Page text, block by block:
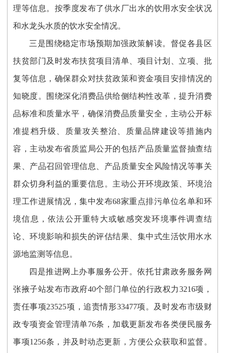
理等信息。 按季度发布了供水厂出水的饮用水安全状况
和水龙头水质的饮水安全情况。
三是围绕稳定市场预期加强政策解读。 督促各县区
扶贫部门 及时发布扶贫项目清单 项目计划、立项、批
复等信息，确保群众对扶贫政策和资金项目安排情况的
知晓度。 围绕深化消费品供给侧结构性改革，提升消费
品标准和质量水平，确保消费品质量安全，主动公开标
准提档升级、质量攻关整治、质量品牌建设等措施内
容，主动发布省质监局公开的包括产品质量监督抽查结
果、产品召回管理信息、产品质量安全风险情况等事关
群众切身利益的重要信息。 主动公开环境政策、环境治
理工作进展情况，集中发布68家重点排污单位名单和环
境信息，依法公开重特大或敏感突发环境事件调查结
论、环境影响和损失的评估结果、集中式生活饮用水水
源地监测等信息。
四是推进网上办事服务公开。依托甘肃政务服务网
张掖子站发布市政府40个部门单位的行政权力3216项，
责任事项23525项，追责情形33477项。及时发布市级财
政专项资金管理清单76条，加载更新发布各类便民服务
事项1256条，并及时动态更新，方便公众获取和监督。